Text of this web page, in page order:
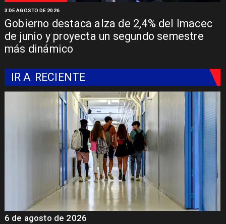
Gobierno destaca alza de 2,4% del Imacec
de junio y proyecta un segundo semestre
más dinámico
3 DE AGOSTO DE 2026
IR A RECIENTE
6 de agosto de 2026